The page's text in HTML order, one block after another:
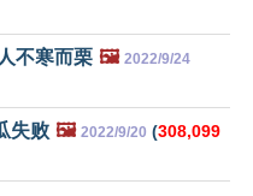
不寒而栗 🖼️ 2022/9/24
失败 🖼️ 2022/9/20 (308,099